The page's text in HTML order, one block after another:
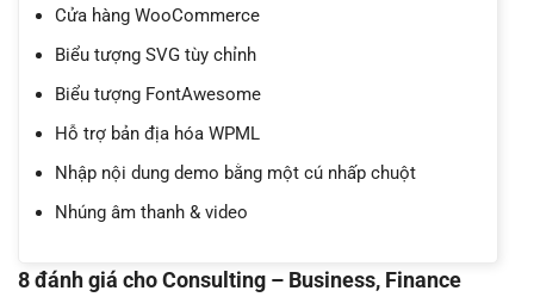
Cửa hàng WooCommerce
Biểu tượng SVG tùy chỉnh
Biểu tượng FontAwesome
Hỗ trợ bản địa hóa WPML
Nhập nội dung demo bằng một cú nhấp chuột
Nhúng âm thanh & video
8 đánh giá choConsulting – Business, Finance